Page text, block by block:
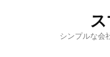
シンプルな会